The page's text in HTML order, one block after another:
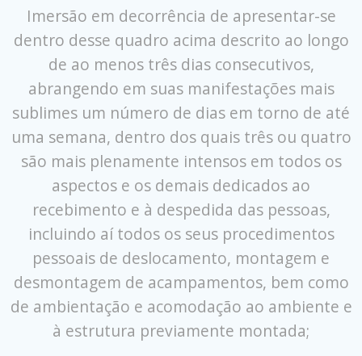
Imersão em decorrência de apresentar-se
dentro desse quadro acima descrito ao longo
de ao menos três dias consecutivos,
abrangendo em suas manifestações mais
sublimes um número de dias em torno de até
uma semana, dentro dos quais três ou quatro
são mais plenamente intensos em todos os
aspectos e os demais dedicados ao
recebimento e à despedida das pessoas,
incluindo aí todos os seus procedimentos
pessoais de deslocamento, montagem e
desmontagem de acampamentos, bem como
de ambientação e acomodação ao ambiente e
à estrutura previamente montada;